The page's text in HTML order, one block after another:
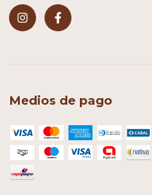
Medios de pago